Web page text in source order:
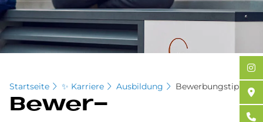
Startseite ✨ Karriere Ausbildung Bewerbungstipps
Be­wer­